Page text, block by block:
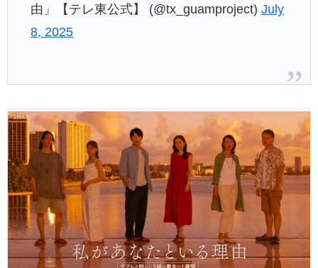
由」【テレ東公式】 (@tx_guamproject)July
8, 2025